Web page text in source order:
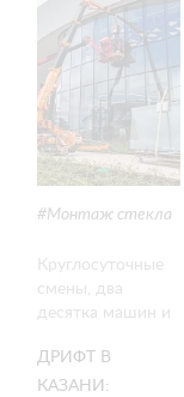
«БЕЛЫЙ МЫС» В
ГЕЛЕНДЖИКЕ
ВОВРЕМЯ
Монтаж стекла
Круглосуточные
смены, два
десятка машин и
монтажных работ
и остекления в
ДРИФТ В
КАЗАНИ: